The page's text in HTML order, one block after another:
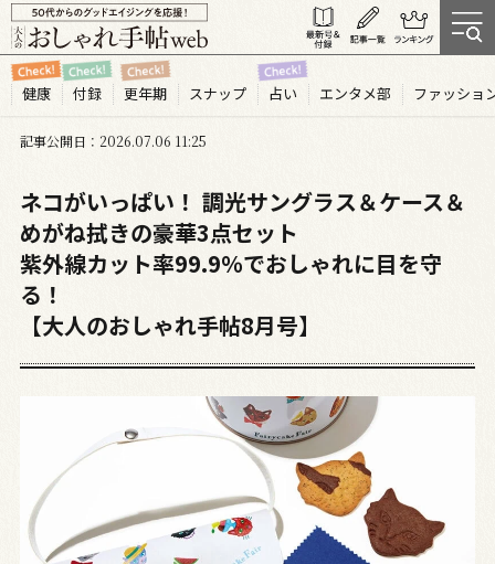
健康 付録 更年期 スナップ 占い エンタメ部 ファッショ
記事公開日 2026.07 06 11:25
ネコがいっぱい！ 調光サングラス＆ケース＆
めがね拭きの豪華3点セット
紫外線カット率99.9％でおしゃれに目を守
る！
【大人のおしゃれ手帖8月号】